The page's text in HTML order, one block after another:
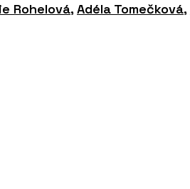
Rohelová, Adéla Tomečková,